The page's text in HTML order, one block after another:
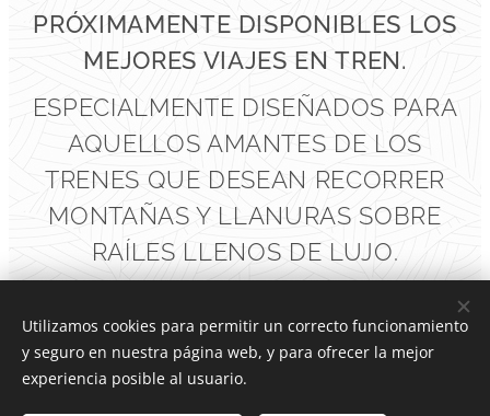
PRÓXIMAMENTE DISPONIBLES LOS
MEJORES VIAJES EN TREN.
ESPECIALMENTE DISEÑADOS PARA
AQUELLOS AMANTES DE LOS
TRENES QUE DESEAN RECORRER
MONTAÑAS Y LLANURAS SOBRE
RAÍLES LLENOS DE LUJO.
Valyra Travel
Utilizamos cookies para permitir un correcto funcionamiento
y seguro en nuestra página web, y para ofrecer la mejor
experiencia posible al usuario.